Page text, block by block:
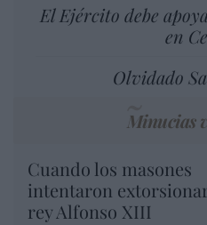
El Ejército debe
en
Olvidado
Minucias
Cuando los masones
intentaron
rey Alfonso XIII